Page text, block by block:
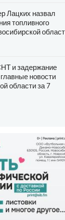
Лацких назвал
топливного
и задержание
новости
области за 7